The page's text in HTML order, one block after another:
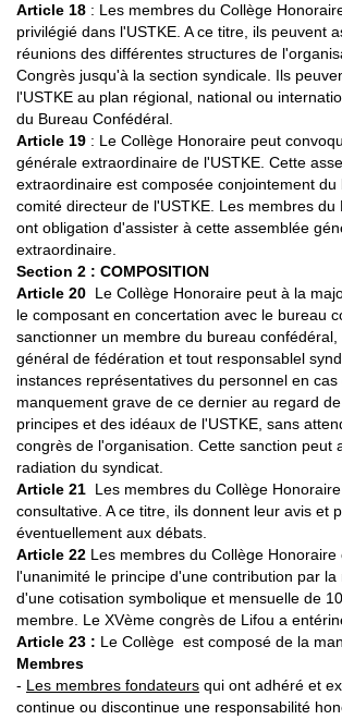
Article 18 : Les membres du Collège
privilégié dans l'USTKE. A ce titre, ils peuvent
réunions des différentes structures de
Congrès jusqu'à la section syndicale. Ils
l'USTKE au plan régional, national ou
du Bureau Confédéral.
Article 19 : Le Collège Honoraire peut
générale extraordinaire de l'USTKE. Cette
extraordinaire est composée conjointement du
comité directeur de l'USTKE. Les membres du
ont obligation d'assister à cette assemblée
extraordinaire.
Section 2 : COMPOSITION
Article 20 Le Collège Honoraire peut à la
le composant en concertation avec le bureau
sanctionner un membre du bureau
général de fédération et tout responsablel
instances représentatives du personnel en
manquement grave de ce dernier au regard
principes et des idéaux de l'USTKE, sans
congrès de l'organisation. Cette sanction peut
radiation du syndicat.
Article 21 Les membres du Collège
consultative. A ce titre, ils donnent leur avis et
éventuellement aux débats.
Article 22 Les membres du Collège Honoraire
l'unanimité le principe d'une contribution par la
d'une cotisation symbolique et mensuelle de
membre. Le XVème congrès de Lifou a
Article 23 : Le Collège est composé de la
Membres
- Les membres fondateurs qui ont adhéré et
continue ou discontinue une responsabilité